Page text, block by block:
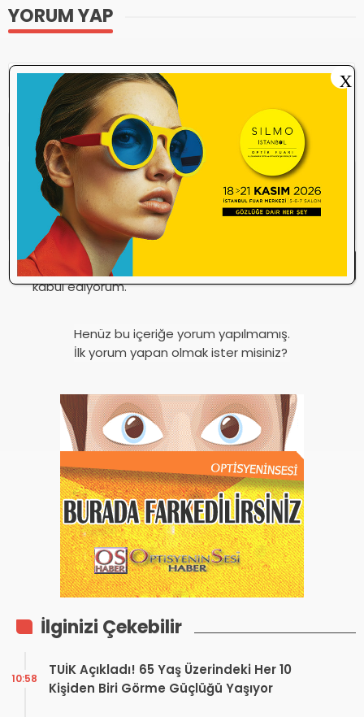
YORUM YAP
Yorum yazma
kabul ediyorum.
Henüz bu içeriğe yorum yapılmamış.
İlk yorum yapan olmak ister misiniz?
İlginizi Çekebilir
TUİK Açıkladı! 65 Yaş Üzerindeki Her 10
Kişiden Biri Görme Güçlüğü Yaşıyor
10:58
X